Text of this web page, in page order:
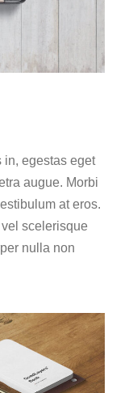
in, egestas eget
augue. Morbi
at eros.
scelerisque
nulla non